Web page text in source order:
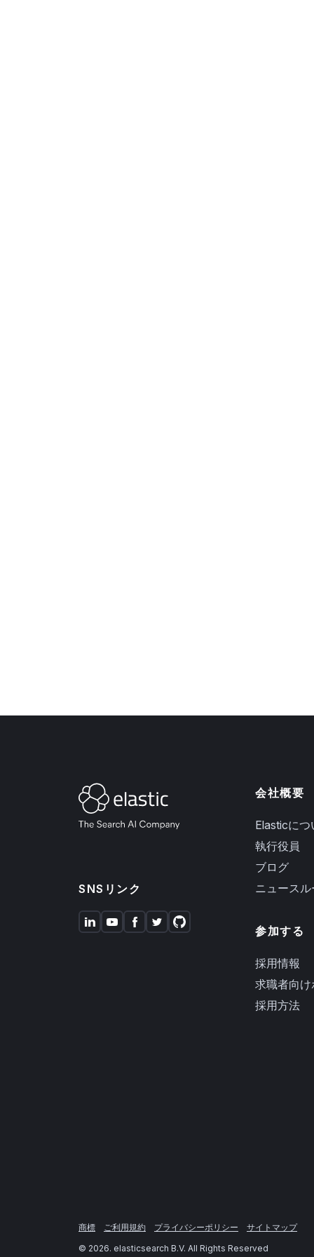
SNSリンク
会社概要
Elasticにつ
執行役員
ブログ
ニュースル
参加する
採用情報
求職者向
採用方法
商標 ご利用規約 プライバシーポリシー
サイトマップ
© 2026. elasticsearch B.V. All Rights Reserved